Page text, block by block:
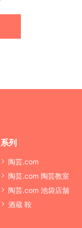
系列
陶芸.com
陶芸.com 陶芸教室
陶芸.com 池袋店舗
酒蔵 鞍